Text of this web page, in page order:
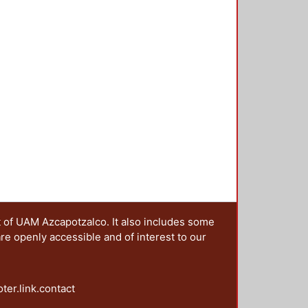
UAM Azcapotzalco. It also includes some
openly accessible and of interest to our